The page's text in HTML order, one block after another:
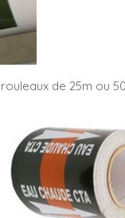
de 25m ou